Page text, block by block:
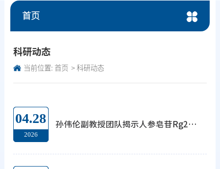
首页
科研动态
当前位置: 首页 科研动态
04.28
2026
孙伟伦副教授团队揭示人参皂苷Rg2减轻脑出血后继发性脑损伤的新机制